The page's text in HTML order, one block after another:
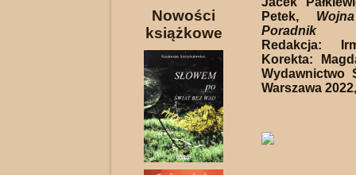
Nowości
książkowe
Petek,
Poradnik
Redakcja:
Korekta:
Wydawnictwo
Warszawa